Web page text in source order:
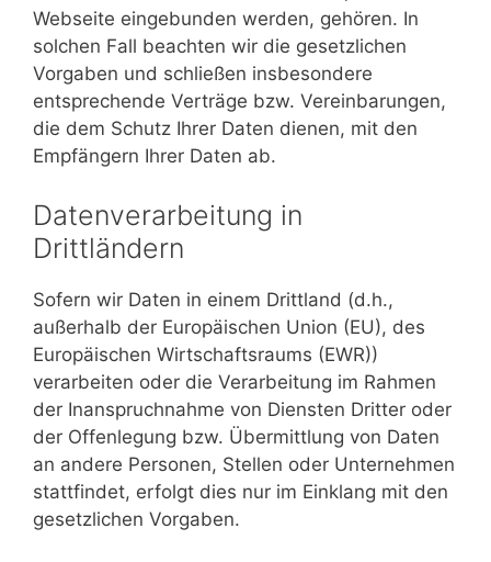
Webseite eingebunden werden, gehören. In
solchen Fall beachten wir die gesetzlichen
Vorgaben und schließen insbesondere
entsprechende Verträge bzw. Vereinbarungen,
die dem Schutz Ihrer Daten dienen, mit den
Empfängern Ihrer Daten ab.
Datenverarbeitung in
Drittländern
Sofern wir Daten in einem Drittland (d.h.,
außerhalb der Europäischen Union (EU), des
Europäischen Wirtschaftsraums (EWR))
verarbeiten oder die Verarbeitung im Rahmen
der Inanspruchnahme von Diensten Dritter oder
der Offenlegung bzw. Übermittlung von Daten
an andere Personen, Stellen oder Unternehmen
stattfindet, erfolgt dies nur im Einklang mit den
gesetzlichen Vorgaben.